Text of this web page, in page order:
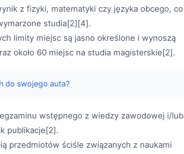
z fizyki, matematyki czy języka obcego, co
studia[2][4].
limity miejsc są jasno określone i wynoszą
około 60 miejsc na studia magisterskie[2].
do swojego auta?
wstępnego z wiedzy zawodowej i/lub
publikacje[2].
przedmiotów ściśle związanych z naukami